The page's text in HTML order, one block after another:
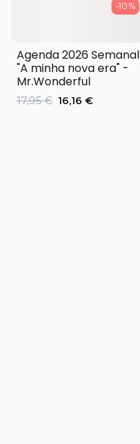
-10 %
Agenda 2026 Semanal
"A minha nova era" -
Mr.Wonderful
17,95 € 16,16 €